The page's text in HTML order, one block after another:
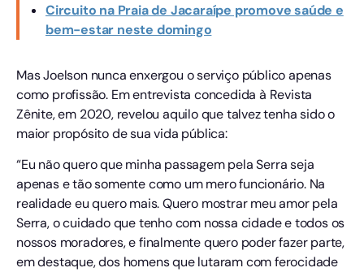
Circuito na Praia de Jacaraípe promove saúde e
bem-estar neste domingo
Mas Joelson nunca enxergou o serviço público apenas
como profissão. Em entrevista concedida à Revista
Zênite, em 2020, revelou aquilo que talvez tenha sido o
maior propósito de sua vida pública:
“Eu não quero que minha passagem pela Serra seja
apenas e tão somente como um mero funcionário. Na
realidade eu quero mais. Quero mostrar meu amor pela
Serra, o cuidado que tenho com nossa cidade e todos os
nossos moradores, e finalmente quero poder fazer parte,
em destaque, dos homens que lutaram com ferocidade